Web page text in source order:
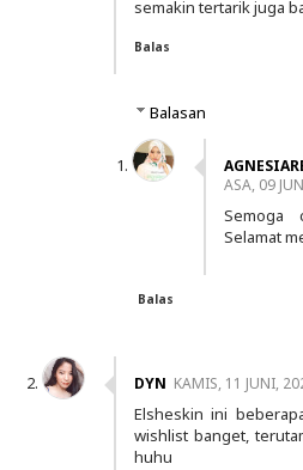
semakin tertarik juga
Balas
Balasan
ASA, 09
Semoga
Selamat
Balas
DYN KAMIS, 11 JUNI,
Elsheskin ini
wishlist banget,
huhu